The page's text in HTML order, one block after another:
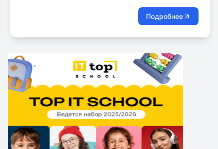
помогаем ему преодолевать трудности, вливаться
в коллектив и адаптироваться к происходящим
тысяч выпускников школы уже освоили программу
и научились получать знания непринуждённо,
интересно и эффективно.
Подробнее